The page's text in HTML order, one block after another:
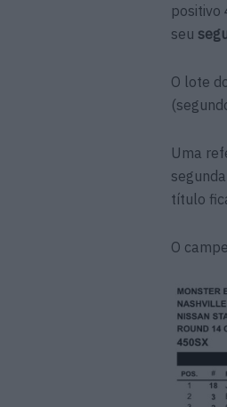
positivo
seu
O lote
Uma
título
O